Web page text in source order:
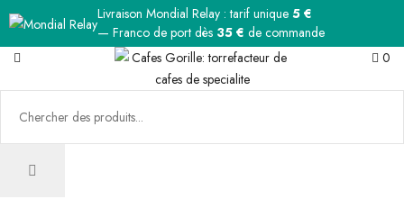
Livraison Mondial Relay : tarif unique 5 €
— Franco de port dès 35 € de commande
0